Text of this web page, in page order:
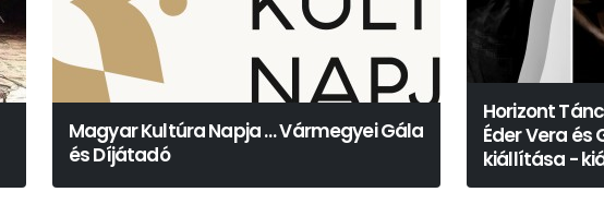
Magyar Kultúra Napja … Vármegyei Gála
és Díjátadó
Horizont
Éder Vera és
kiállítása -